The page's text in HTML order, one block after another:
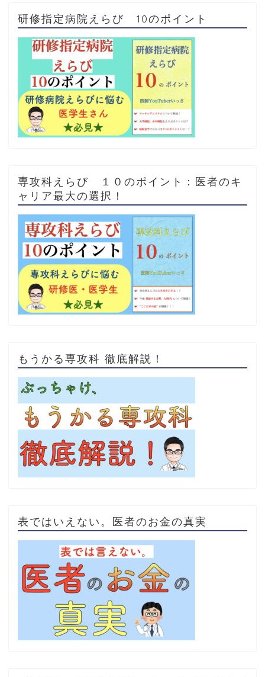
研修指定病院えらび 10のポイント
専攻科えらび １０のポイント：医者のキ
ャリア最大の選択！
もうかる専攻科 徹底解説！
表ではいえない。医者のお金の真実